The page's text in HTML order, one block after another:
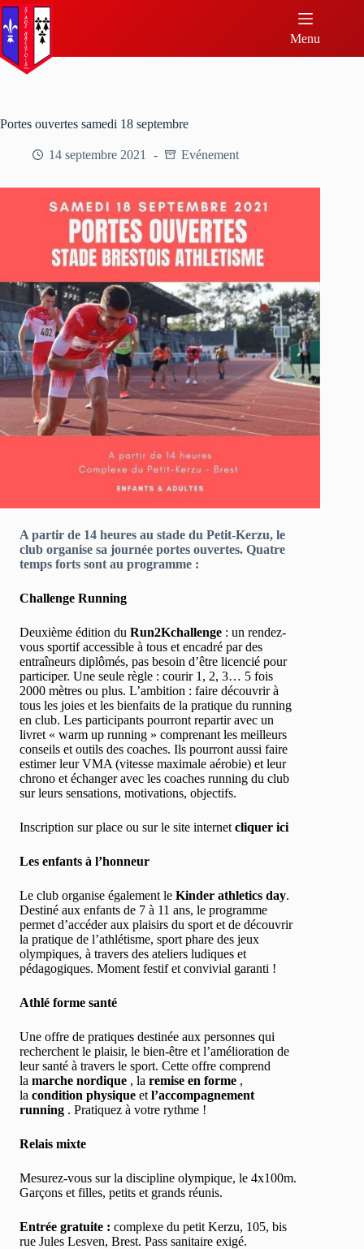
Menu
Portes ouvertes samedi 18 septembre
14 septembre 2021 Evénement
A partir de 14 heures au stade du Petit-Kerzu, le
club organise sa journée portes ouvertes. Quatre
temps forts sont au programme :
Challenge Running
Deuxième édition du Run2Kchallenge : un rendez-
vous sportif accessible à tous et encadré par des
entraîneurs diplômés, pas besoin d’être licencié pour
participer. Une seule règle : courir 1, 2, 3… 5 fois
2000 mètres ou plus. L’ambition : faire découvrir à
tous les joies et les bienfaits de la pratique du running
en club. Les participants pourront repartir avec un
livret « warm up running » comprenant les meilleurs
conseils et outils des coaches. Ils pourront aussi faire
estimer leur VMA (vitesse maximale aérobie) et leur
chrono et échanger avec les coaches running du club
sur leurs sensations, motivations, objectifs.
Inscription sur place ou sur le site internet cliquer ici
Les enfants à l’honneur
Le club organise également le Kinder athletics day.
Destiné aux enfants de 7 à 11 ans, le programme
permet d’accéder aux plaisirs du sport et de découvrir
la pratique de l’athlétisme, sport phare des jeux
olympiques, à travers des ateliers ludiques et
pédagogiques. Moment festif et convivial garanti !
Athlé forme santé
Une offre de pratiques destinée aux personnes qui
recherchent le plaisir, le bien-être et l’amélioration de
leur santé à travers le sport. Cette offre comprend
la marche nordique , la remise en forme ,
la condition physique et l’accompagnement
running . Pratiquez à votre rythme !
Relais mixte
Mesurez-vous sur la discipline olympique, le 4x100m.
Garçons et filles, petits et grands réunis.
Entrée gratuite : complexe du petit Kerzu, 105, bis
rue Jules Lesven, Brest. Pass sanitaire exigé.